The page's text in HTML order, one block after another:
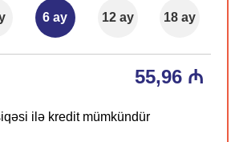
6 ay 12 ay 18 ay
55,96 ₼
ilə kredit mümkündür